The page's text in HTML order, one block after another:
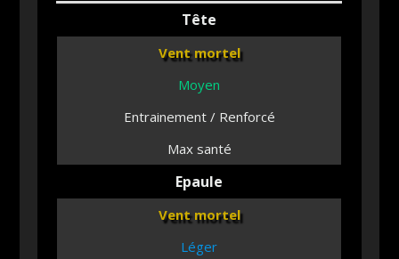
Tête
Vent mortel
Moyen
Entrainement / Renforcé
Max santé
Epaule
Vent mortel
Léger